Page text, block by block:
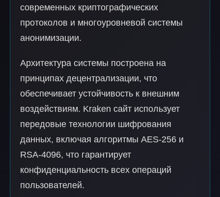
современных криптографических
протоколов и многоуровневой системы
анонимизации.
Архитектура системы построена на
принципах децентрализации, что
обеспечивает устойчивость к внешним
воздействиям. Kraken сайт использует
передовые технологии шифрования
данных, включая алгоритмы AES-256 и
RSA-4096, что гарантирует
конфиденциальность всех операций
пользователей.